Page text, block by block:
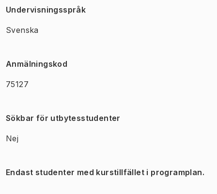
Undervisningsspråk
Svenska
Anmälningskod
75127
Sökbar för utbytesstudenter
Nej
Endast studenter med kurstillfället i programplan.